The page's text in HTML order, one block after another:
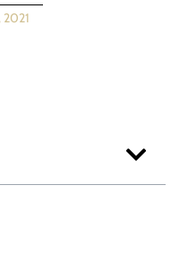
2021